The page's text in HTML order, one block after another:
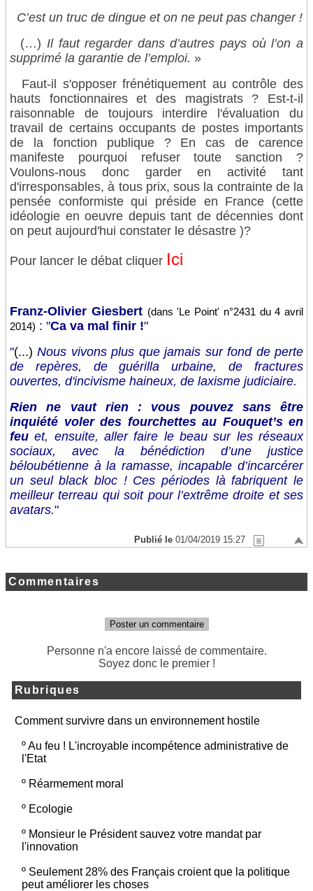
C’est un truc de dingue et on ne peut pas changer !
(…) Il faut regarder dans d’autres pays où l’on a
supprimé la garantie de l’emploi. »
Faut-il s'opposer frénétiquement au contrôle des
hauts fonctionnaires et des magistrats ? Est-t-il
raisonnable de toujours interdire l'évaluation du
travail de certains occupants de postes importants
de la fonction publique ? En cas de carence
manifeste pourquoi refuser toute sanction ?
Voulons-nous donc garder en activité tant
d'irresponsables, à tous prix, sous la contrainte de la
pensée conformiste qui préside en France (cette
idéologie en oeuvre depuis tant de décennies dont
on peut aujourd'hui constater le désastre )?
Pour lancer le débat cliquer Ici
Franz-Olivier Giesbert (dans 'Le Point' n°2431 du 4 avril
2014) : "Ca va mal finir !"
"(...) Nous vivons plus que jamais sur fond de perte
de repères, de guérilla urbaine, de fractures
ouvertes, d'incivisme haineux, de laxisme judiciaire.
Rien ne vaut rien : vous pouvez sans être
inquiété voler des fourchettes au Fouquet’s en
feu et, ensuite, aller faire le beau sur les réseaux
sociaux, avec la bénédiction d’une justice
béloubétienne à la ramasse, incapable d’incarcérer
un seul black bloc ! Ces périodes là fabriquent le
meilleur terreau qui soit pour l’extrême droite et ses
avatars."
Publié le 01/04/2019 15:27
Commentaires
Poster un commentaire
Personne n'a encore laissé de commentaire.
Soyez donc le premier !
Rubriques
Comment survivre dans un environnement hostile
ºAu feu ! L'incroyable incompétence administrative de
l'Etat
º Réarmement moral
º Ecologie
º Monsieur le Président sauvez votre mandat par
l'innovation
º Seulement 28% des Français croient que la politique
peut améliorer les choses